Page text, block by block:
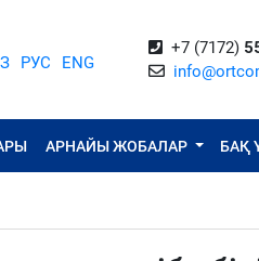
РУС ENG
+7 (7172)
АРНАЙЫ ЖОБАЛАР БАҚ